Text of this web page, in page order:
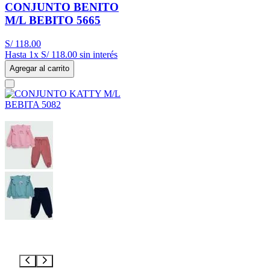
CONJUNTO BENITO
M/L BEBITO 5665
S/ 118.00
Hasta 1x S/ 118.00 sin interés
Agregar al carrito